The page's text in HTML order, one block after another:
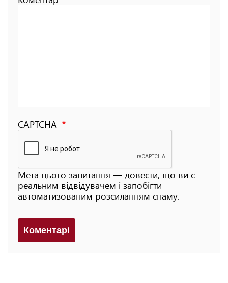
CAPTCHA
Мета цього запитання — довести, що ви є
реальним відвідувачем і запобігти
автоматизованим розсиланням спаму.
Коментарi